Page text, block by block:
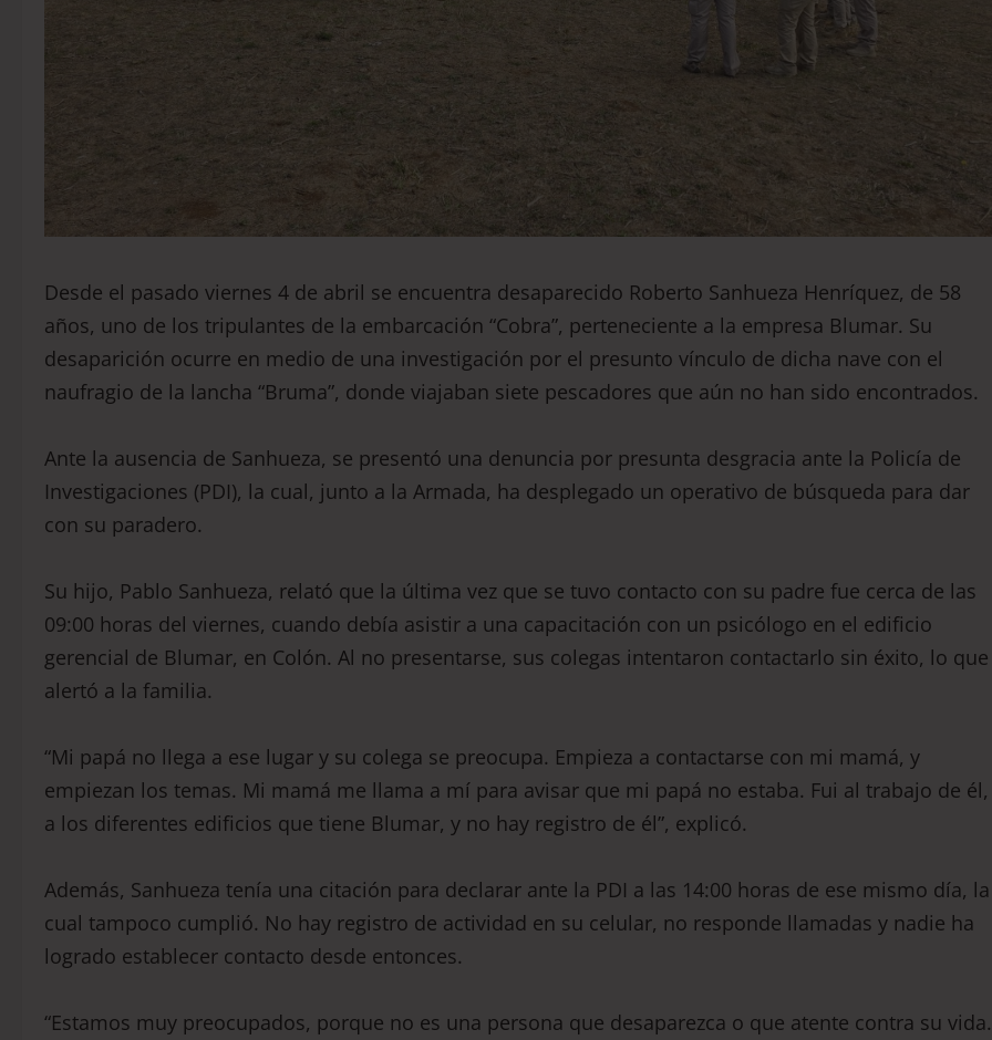
Desde el pasado viernes 4 de abril se encuentra desaparecido Roberto Sanhueza Henríquez, de 58
años, uno de los tripulantes de la embarcación “Cobra”, perteneciente a la empresa Blumar. Su
desaparición ocurre en medio de una investigación por el presunto vínculo de dicha nave con el
naufragio de la lancha “Bruma”, donde viajaban siete pescadores que aún no han sido encontrados.
Ante la ausencia de Sanhueza, se presentó una denuncia por presunta desgracia ante la Policía de
Investigaciones (PDI), la cual, junto a la Armada, ha desplegado un operativo de búsqueda para dar
con su paradero.
Su hijo, Pablo Sanhueza, relató que la última vez que se tuvo contacto con su padre fue cerca de las
09:00 horas del viernes, cuando debía asistir a una capacitación con un psicólogo en el edificio
gerencial de Blumar, en Colón. Al no presentarse, sus colegas intentaron contactarlo sin éxito, lo que
alertó a la familia.
“Mi papá no llega a ese lugar y su colega se preocupa. Empieza a contactarse con mi mamá, y
empiezan los temas. Mi mamá me llama a mí para avisar que mi papá no estaba. Fui al trabajo de él,
a los diferentes edificios que tiene Blumar, y no hay registro de él”, explicó.
Además, Sanhueza tenía una citación para declarar ante la PDI a las 14:00 horas de ese mismo día, la
cual tampoco cumplió. No hay registro de actividad en su celular, no responde llamadas y nadie ha
logrado establecer contacto desde entonces.
“Estamos muy preocupados, porque no es una persona que desaparezca o que atente contra su vida.